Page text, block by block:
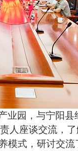
业园，与宁阳
人座谈交流，
模式，研讨交